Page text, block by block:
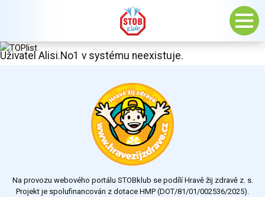
Uživatel Alisi.No1 v systému neexistuje.
Na provozu webového portálu STOBklub se podílí Hravě žij zdravě z. s.
Projekt je spolufinancován z dotace HMP (DOT/81/01/002536/2025).